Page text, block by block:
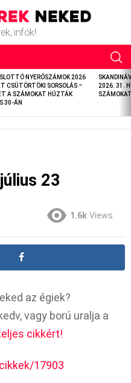
infók!
NYERŐSZÁMOK 2026
CSÜTÖRTÖKI SORSOLÁS –
A SZÁMOKAT HÚZTÁK
30-ÁN
2026. 31.
23
1.6k Views
az égiek?
vagy ború uralja a
cikkért!
17903